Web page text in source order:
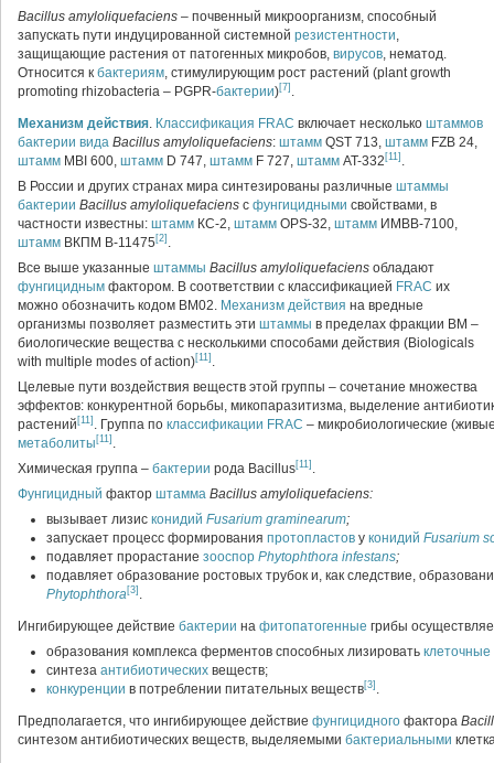
Bacillus amyloliquefaciens – почвенный микроорганизм, способный
запускать пути индуцированной системной резистентности,
защищающие растения от патогенных микробов, вирусов, нематод.
Относится к бактериям, стимулирующим рост растений (plant growth
promoting rhizobacteria – PGPR-бактерии)[7] .
Механизм действия. Классификация FRAC включает несколько штаммов
бактерии вида Bacillus amyloliquefaciens: штамм QST 713, штамм FZB 24,
штамм MBI 600, штамм D 747, штамм F 727, штамм AT-332 [11] .
В России и других странах мира синтезированы различные штаммы
бактерии Bacillus amyloliquefaciens с фунгицидными свойствами, в
частности известны: штамм КС-2, штамм OPS-32, штамм ИМВВ-7100,
штамм ВКПМ В-11475 [2] .
Все выше указанные штаммы Bacillus amyloliquefaciens обладают
фунгицидным фактором. В соответствии с классификацией FRAC их
можно обозначить кодом ВМ02. Механизм действия на вредные
организмы позволяет разместить эти штаммы в пределах фракции ВМ –
биологические вещества с несколькими способами действия (Biologicals
with multiple modes of action)[11] .
Целевые пути воздействия веществ этой группы – сочетание множества
эффектов: конкурентной борьбы, микопаразитизма, выделение
растений [11] . Группа по классификации FRAC – микробиологические
метаболиты [11] .
Химическая группа – бактерии рода Bacillus[11] .
Фунгицидный фактор штамма Bacillus amyloliquefaciens:
вызывает лизис конидий Fusarium graminearum;
запускает процесс формирования протопластов у конидий Fusarium
подавляет прорастание зооспор Phytophthora infestans;
подавляет образование ростовых трубок и, как следствие,
Phytophthora[3] .
Ингибирующее действие бактерии на фитопатогенные грибы
образования комплекса ферментов способных лизировать клеточные
синтеза антибиотических веществ;
конкуренции в потреблении питательных веществ[3] .
Предполагается, что ингибирующее действие фунгицидного фактора
синтезом антибиотических веществ, выделяемыми бактериальными